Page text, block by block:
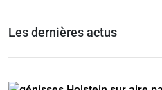
Les dernières actus